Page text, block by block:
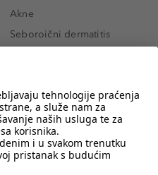
Akne
Seboroični dermatitis
Novo
Koji mi parfem
odgovara?
Kako našminkati oči da